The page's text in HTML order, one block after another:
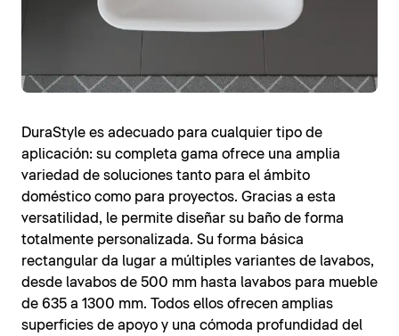
DuraStyle es adecuado para cualquier tipo de
aplicación: su completa gama ofrece una amplia
variedad de soluciones tanto para el ámbito
doméstico como para proyectos. Gracias a esta
versatilidad, le permite diseñar su baño de forma
totalmente personalizada. Su forma básica
rectangular da lugar a múltiples variantes de lavabos,
desde lavabos de 500 mm hasta lavabos para mueble
de 635 a 1300 mm. Todos ellos ofrecen amplias
superficies de apoyo y una cómoda profundidad del